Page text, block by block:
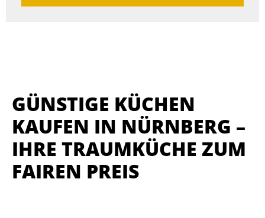
GÜNSTIGE KÜCHEN
KAUFEN IN NÜRNBERG –
IHRE TRAUMKÜCHE ZUM
FAIREN PREIS